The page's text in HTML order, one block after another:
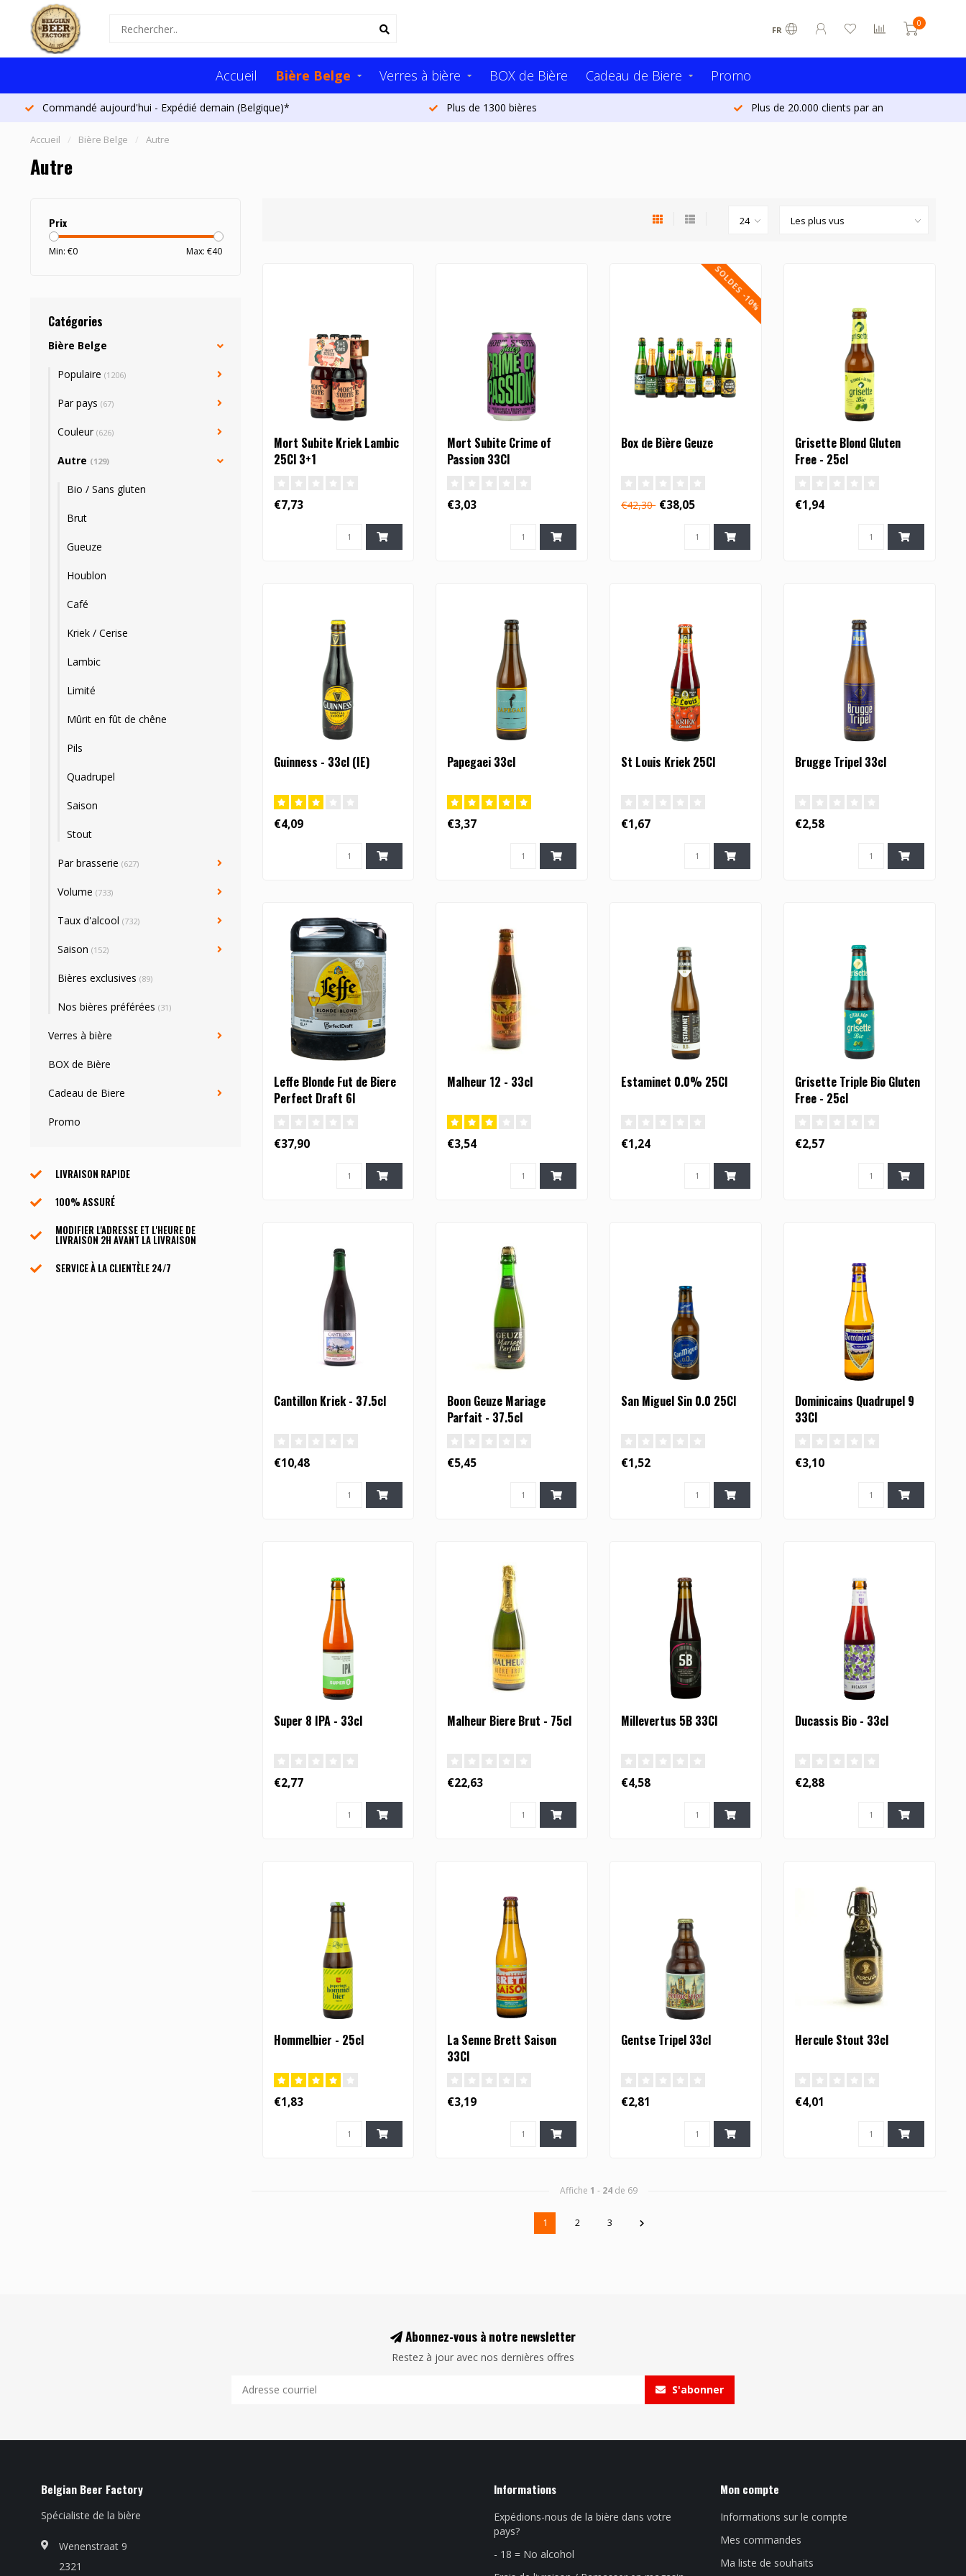
FR
0
Accueil Bière Belge Verres à bière BOX de Bière Cadeau de Biere Promo
Commandé aujourd'hui - Expédié demain (Belgique)* Plus de 1300 bières Plus de 20.000 clients par an
Accueil / Bière Belge / Autre
Autre
Prix
Min: €0 Max: €40
Catégories
Bière Belge
Populaire (1206)
Par pays (67)
Couleur (626)
Autre (129)
Bio / Sans gluten
Brut
Gueuze
Houblon
Café
Kriek / Cerise
Lambic
Limité
Mûrit en fût de chêne
Pils
Quadrupel
Saison
Stout
Par brasserie (627)
Volume (733)
Taux d'alcool (732)
Saison (152)
Bières exclusives (89)
Nos bières préférées (31)
Verres à bière
BOX de Bière
Cadeau de Biere
Promo
LIVRAISON RAPIDE
100% ASSURÉ
MODIFIER L'ADRESSE ET L'HEURE DE
LIVRAISON 2H AVANT LA LIVRAISON
SERVICE À LA CLIENTÈLE ​​24/7
Mort Subite Kriek Lambic
25Cl 3+1
€7,73
Mort Subite Crime of
Passion 33Cl
€3,03
SOLDES -10%
Box de Bière Geuze
€42,30 €38,05
Grisette Blond Gluten
Free - 25cl
€1,94
Guinness - 33cl (IE)
€4,09
Papegaei 33cl
€3,37
St Louis Kriek 25Cl
€1,67
Brugge Tripel 33cl
€2,58
Leffe Blonde Fut de Biere
Perfect Draft 6l
€37,90
Malheur 12 - 33cl
€3,54
Estaminet 0.0% 25Cl
€1,24
Grisette Triple Bio Gluten
Free - 25cl
€2,57
Cantillon Kriek - 37.5cl
€10,48
Boon Geuze Mariage
Parfait - 37.5cl
€5,45
San Miguel Sin 0.0 25Cl
€1,52
Dominicains Quadrupel 9
33Cl
€3,10
Super 8 IPA - 33cl
€2,77
Malheur Biere Brut - 75cl
€22,63
Millevertus 5B 33Cl
€4,58
Ducassis Bio - 33cl
€2,88
Hommelbier - 25cl
€1,83
La Senne Brett Saison
33Cl
€3,19
Gentse Tripel 33cl
€2,81
Hercule Stout 33cl
€4,01
Affiche 1 - 24 de 69
1 2 3
Abonnez-vous à notre newsletter
Restez à jour avec nos dernières offres
S'abonner
Belgian Beer Factory
Spécialiste de la bière
Wenenstraat 9
2321
Informations
Expédions-nous de la bière dans votre
pays?
- 18 = No alcohol
Mon compte
Informations sur le compte
Mes commandes
Ma liste de souhaits